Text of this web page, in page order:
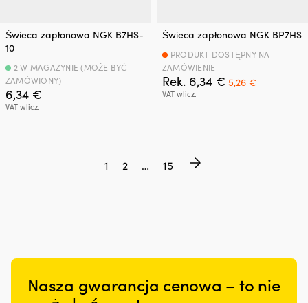
Świeca zapłonowa NGK B7HS-
10
6,34 €
VAT wlicz.
2 W MAGAZYNIE (MOŻE BYĆ
ZAMÓWIONY)
Świeca zapłonowa NGK BP7HS
Rek. 6,34 € Pierwotna
cena
5,26 €Aktualna
VAT wlicz.
PRODUKT DOSTĘPNY NA
ZAMÓWIENIE
1 2 … 15
Nasza gwarancja cenowa – to nie